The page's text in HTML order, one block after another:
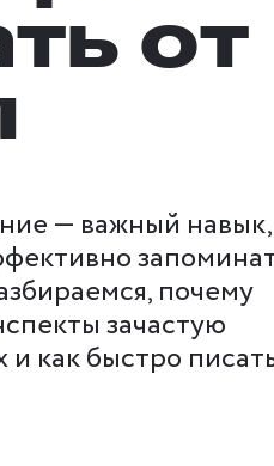
от
— важный навык,
почему
зачастую
как быстро